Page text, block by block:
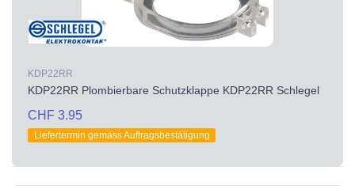
KDP22RR
KDP22RR Plombierbare Schutzklappe KDP22RR Schlegel
CHF 3.95
Liefertermin gemäss Auftragsbestätigung